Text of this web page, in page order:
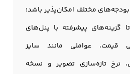
بودجه‌های مختلف امکان‌پذیر باشد؛
گزینه‌های پیشرفته با پنل‌های
قیمت، عواملی مانند سایز
نرخ تازه‌سازی تصویر و نسخه